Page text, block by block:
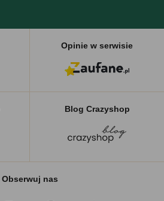
Opinie w serwisie
Blog Crazyshop
Obserwuj nas